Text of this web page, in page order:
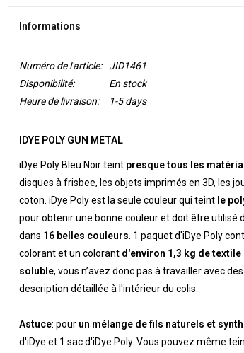
Informations
Numéro de l'article:
JID1461
Disponibilité:
En stock
Heure de livraison:
1-5 days
IDYE POLY GUN METAL
iDye Poly Bleu Noir teint presque tous les
disques à frisbee, les objets imprimés en 3D, les
coton. iDye Poly est la seule couleur qui teint le
pour obtenir une bonne couleur et doit être utilisé
dans 16 belles couleurs . 1 paquet d'iDye Poly
colorant et un colorant d'environ 1,3 kg de textile
soluble, vous n’avez donc pas à travailler avec
description détaillée à l'intérieur du colis.
Astuce: pour un mélange de fils naturels et
d'iDye et 1 sac d'iDye Poly. Vous pouvez même